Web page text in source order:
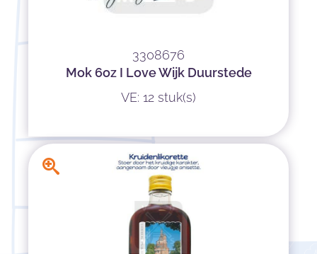
3308676
Mok 6oz I Love Wijk Duurstede
VE: 12 stuk(s)